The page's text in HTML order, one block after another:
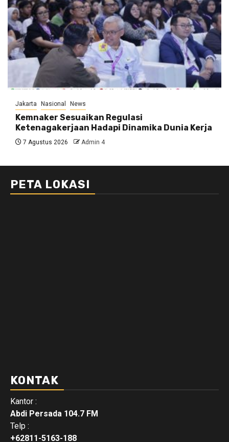
Jakarta Nasional News
Kemnaker Sesuaikan Regulasi
Ketenagakerjaan Hadapi Dinamika Dunia Kerja
7 Agustus 2026 Admin 4
PETA LOKASI
KONTAK
Kantor :
Abdi Persada 104.7 FM
Telp :
+62811-5163-188